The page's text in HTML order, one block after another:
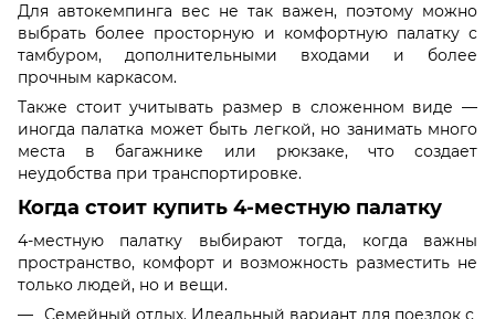
Для автокемпинга вес не так важен, поэтому можно
выбрать более просторную и комфортную палатку с
тамбуром, дополнительными входами и более
прочным каркасом.
Также стоит учитывать размер в сложенном виде —
иногда палатка может быть легкой, но занимать много
места в багажнике или рюкзаке, что создает
неудобства при транспортировке.
Когда стоит купить 4-местную палатку
4-местную палатку выбирают тогда, когда важны
пространство, комфорт и возможность разместить не
только людей, но и вещи.
Семейный отдых. Идеальный вариант для поездок с